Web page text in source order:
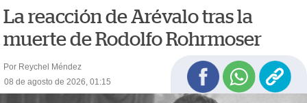
La reacción de Arévalo tras la
muerte de Rodolfo Rohrmoser
Por Reychel Méndez
08 de agosto de 2026, 01:15